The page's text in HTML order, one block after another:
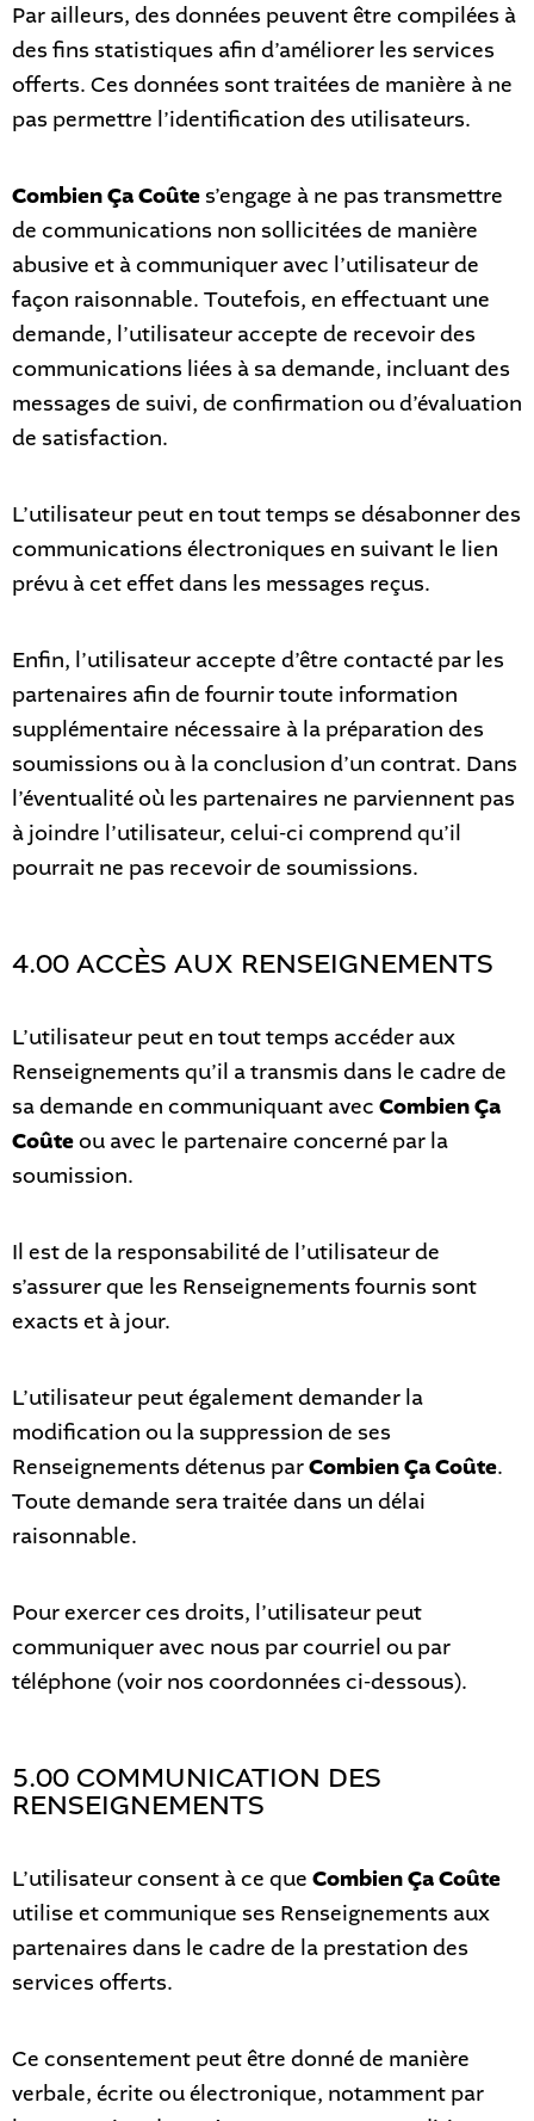
Par ailleurs, des données peuvent être compilées à
des fins statistiques afin d’améliorer les services
offerts. Ces données sont traitées de manière à ne
pas permettre l’identification des utilisateurs.
Combien Ça Coûte s’engage à ne pas transmettre
de communications non sollicitées de manière
abusive et à communiquer avec l’utilisateur de
façon raisonnable. Toutefois, en effectuant une
demande, l’utilisateur accepte de recevoir des
communications liées à sa demande, incluant des
messages de suivi, de confirmation ou d’évaluation
de satisfaction.
L’utilisateur peut en tout temps se désabonner des
communications électroniques en suivant le lien
prévu à cet effet dans les messages reçus.
Enfin, l’utilisateur accepte d’être contacté par les
partenaires afin de fournir toute information
supplémentaire nécessaire à la préparation des
soumissions ou à la conclusion d’un contrat. Dans
l’éventualité où les partenaires ne parviennent pas
à joindre l’utilisateur, celui-ci comprend qu’il
pourrait ne pas recevoir de soumissions.
4.00 ACCÈS AUX RENSEIGNEMENTS
L’utilisateur peut en tout temps accéder aux
Renseignements qu’il a transmis dans le cadre de
sa demande en communiquant avec Combien Ça
Coûteou avec le partenaire concerné par la
soumission.
Il est de la responsabilité de l’utilisateur de
s’assurer que les Renseignements fournis sont
exacts et à jour.
L’utilisateur peut également demander la
modification ou la suppression de ses
Renseignements détenus parCombien Ça Coûte.
Toute demande sera traitée dans un délai
raisonnable.
Pour exercer ces droits, l’utilisateur peut
communiquer avec nous par courriel ou par
téléphone (voir nos coordonnées ci-dessous).
5.00 COMMUNICATION DES
RENSEIGNEMENTS
L’utilisateur consent à ce que Combien Ça Coûte
utilise et communique ses Renseignements aux
partenaires dans le cadre de la prestation des
services offerts.
Ce consentement peut être donné de manière
verbale, écrite ou électronique, notamment par